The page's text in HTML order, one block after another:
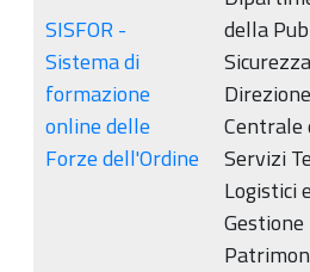
SISFOR -
Sistema di
formazione
online delle
Forze dell'Ordine
della
Direzione
Centrale
Servizi
Logistici
Gestione